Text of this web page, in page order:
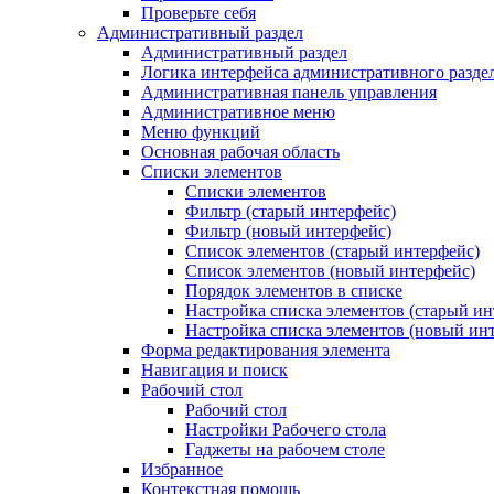
Проверьте себя
Административный раздел
Административный раздел
Логика интерфейса административного
Административная панель управления
Административное меню
Меню функций
Основная рабочая область
Списки элементов
Списки элементов
Фильтр (старый интерфейс)
Фильтр (новый интерфейс)
Список элементов (старый интерфейс)
Список элементов (новый интерфейс)
Порядок элементов в списке
Настройка списка элементов (старый
Настройка списка элементов (новый
Форма редактирования элемента
Навигация и поиск
Рабочий стол
Рабочий стол
Настройки Рабочего стола
Гаджеты на рабочем столе
Избранное
Контекстная помощь